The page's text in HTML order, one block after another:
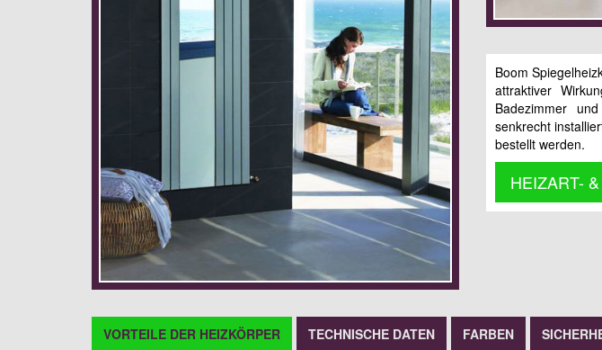
Boom
attraktiver
Badezimmer
senkrecht
bestellt werden.
HEIZART-
VORTEILE DER HEIZKÖRPER TECHNISCHE DATEN FARBEN